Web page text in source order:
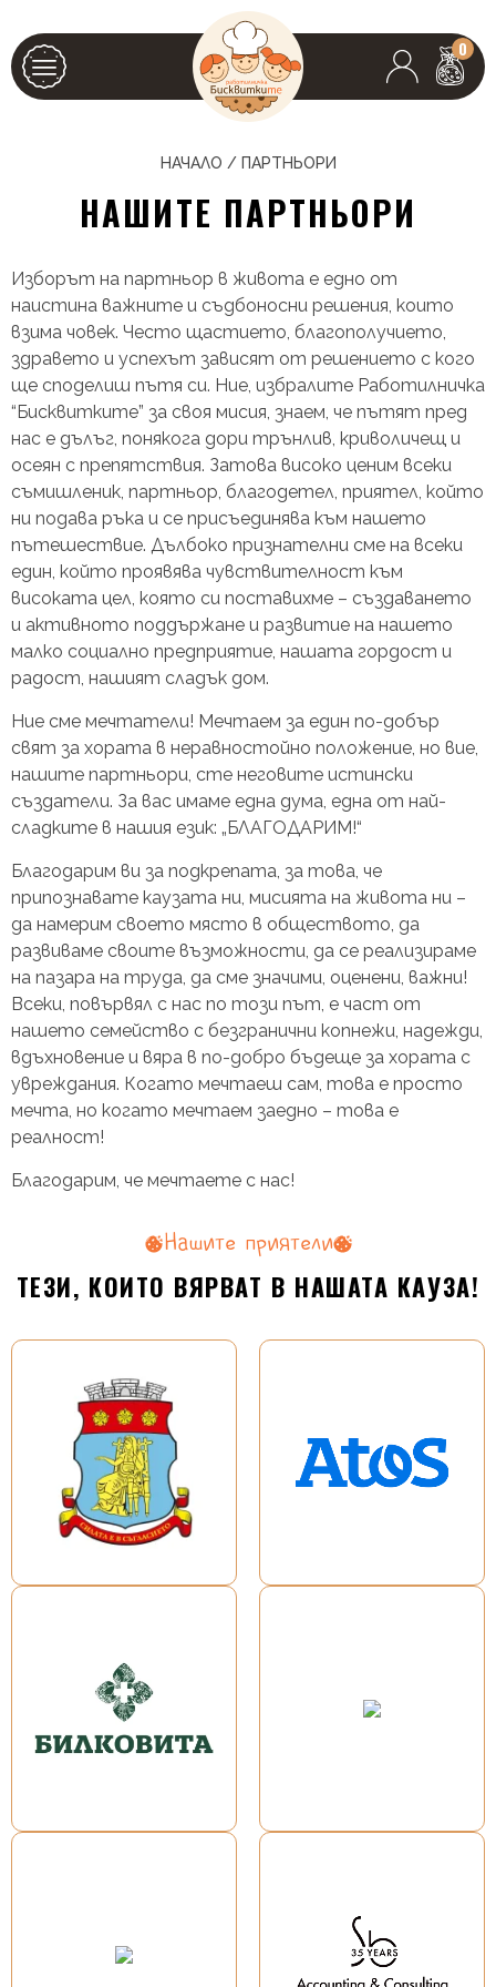
0
НАЧАЛО / ПАРТНЬОРИ
НАШИТЕ ПАРТНЬОРИ
Изборът на партньор в живота е едно от
наистина важните и съдбоносни решения, които
взима човек. Често щастието, благополучието,
здравето и успехът зависят от решението с кого
ще споделиш пътя си. Ние, избралите Работилничка
“Бисквитките” за своя мисия, знаем, че пътят пред
нас е дълъг, понякога дори трънлив, криволичещ и
осеян с препятствия. Затова високо ценим всеки
съмишленик, партньор, благодетел, приятел, който
ни подава ръка и се присъединява към нашето
пътешествие. Дълбоко признателни сме на всеки
един, който проявява чувствителност към
високата цел, която си поставихме – създаването
и активното поддържане и развитие на нашето
малко социално предприятие, нашата гордост и
радост, нашият сладък дом.
Ние сме мечтатели! Мечтаем за един по-добър
свят за хората в неравностойно положение, но вие,
нашите партньори, сте неговите истински
създатели. За вас имаме една дума, една от най-
сладките в нашия език: „БЛАГОДАРИМ!“
Благодарим ви за подкрепата, за това, че
припознавате каузата ни, мисията на живота ни –
да намерим своето място в обществото, да
развиваме своите възможности, да се реализираме
на пазара на труда, да сме значими, оценени, важни!
Всеки, повървял с нас по този път, е част от
нашето семейство с безгранични копнежи, надежди,
вдъхновение и вяра в по-добро бъдеще за хората с
увреждания. Когато мечтаеш сам, това е просто
мечта, но когато мечтаем заедно – това е
реалност!
Благодарим, че мечтаете с нас!
Нашите приятели
ТЕЗИ, КОИТО ВЯРВАТ В НАШАТА КАУЗА!